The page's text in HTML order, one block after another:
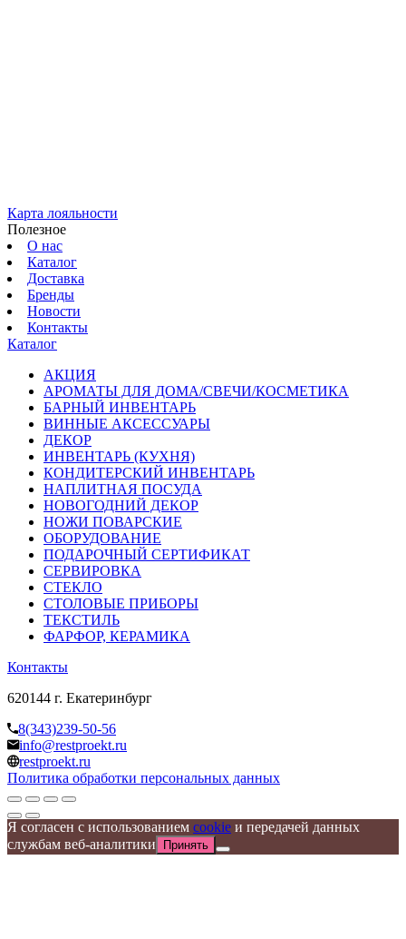
Карта лояльности
Полезное
О нас
Каталог
Доставка
Бренды
Новости
Контакты
Каталог
АКЦИЯ
АРОМАТЫ ДЛЯ ДОМА/СВЕЧИ/КОСМЕТИКА
БАРНЫЙ ИНВЕНТАРЬ
ВИННЫЕ АКСЕССУАРЫ
ДЕКОР
ИНВЕНТАРЬ (КУХНЯ)
КОНДИТЕРСКИЙ ИНВЕНТАРЬ
НАПЛИТНАЯ ПОСУДА
НОВОГОДНИЙ ДЕКОР
НОЖИ ПОВАРСКИЕ
ОБОРУДОВАНИЕ
ПОДАРОЧНЫЙ СЕРТИФИКАТ
СЕРВИРОВКА
СТЕКЛО
СТОЛОВЫЕ ПРИБОРЫ
ТЕКСТИЛЬ
ФАРФОР, КЕРАМИКА
Контакты
620144 г. Екатеринбург
8(343)239-50-56
info@restproekt.ru
restproekt.ru
Политика обработки персональных данных
Я согласен с использованием cookie и передачей данных
службам веб-аналитики
Принять